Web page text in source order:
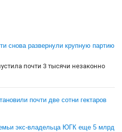
снова развернули крупную партию
почти 3 тысячи незаконно
почти две сотни гектаров
экс-владельца ЮГК еще 5 млрд